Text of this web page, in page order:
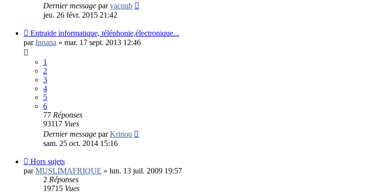
Dernier message paryacoub
jeu. 26 févr. 2015 21:42
Entraide informatique, téléphonie,électronique...
parInnana » mar. 17 sept. 2013 12:46
1
2
3
4
5
6
77 Réponses
93117 Vues
Dernier message parKrinou
sam. 25 oct. 2014 15:16
Hors sujets
parMUSLIMAFRIQUE » lun. 13 juil. 2009 19:57
2 Réponses
19715 Vues